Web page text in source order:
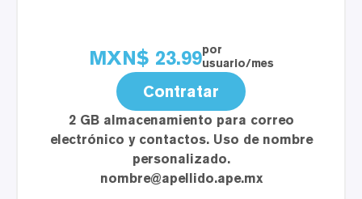
MXN$ 23.99por
usuario/mes
Contratar
2 GB almacenamiento para correo
electrónico y contactos. Uso de nombre
personalizado.
nombre@apellido.ape.mx